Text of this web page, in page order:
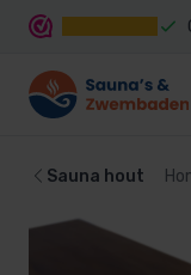
Sauna hout